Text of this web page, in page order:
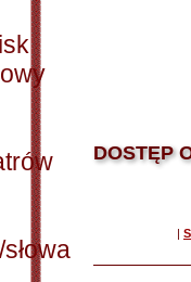
DOSTĘP
|